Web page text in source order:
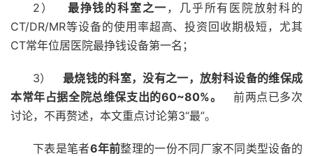
2） 最挣钱的科室之一 ，几乎所有医院放射科的
CT/DR/MR等设备的使用率超高、投资回收期极短，尤其
CT常年位居医院最挣钱设备第一名；
3） 最烧钱的科室，没有之一，放射科设备的维保成
本常年占据全院总维保支出的60~80%。
前两点已多次
讨论，不再赘述，本文重点讨论第3“最”。
下表是笔者6年前整理的一份不同厂家不同类型设备的